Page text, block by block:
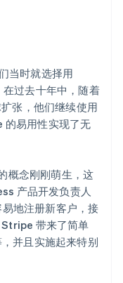
当时就选择用
过去十年中，随着
张，他们继续使用
易用性实现了无
概念刚刚萌生，这
产品开发负责人
地注册新客户，接
带来了简单
并且实施起来特别